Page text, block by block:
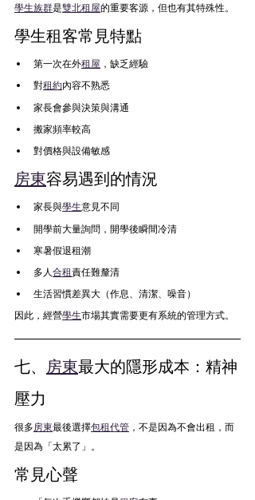
學生族群是雙北租屋的重要客源，但也有其特殊性。
學生租客常見特點
第一次在外租屋 ，缺乏經驗
對租約內容不熟悉
家長會參與決策與溝通
搬家頻率較高
對價格與設備敏感
房東容易遇到的情況
家長與學生意見不同
開學前大量詢問，開學後瞬間冷清
寒暑假退租潮
多人 合租責任難釐清
生活習慣差異大（作息、清潔、噪音）
因此，經營學生市場其實需要更有系統的管理方式。
七、 房東最大的隱形成本：精神
壓力
很多 房東最後選擇包租代管 ，不是因為不會出租，而
是因為「太累了」。
常見心聲